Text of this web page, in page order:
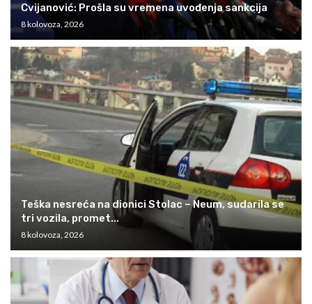
Cvijanović: Prošla su vremena uvođenja sankcija
8 kolovoza, 2026
Teška nesreća na dionici Stolac – Neum, sudarila se
tri vozila, promet...
8 kolovoza, 2026